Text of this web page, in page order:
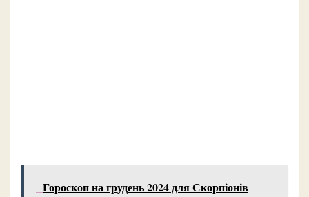
Гороскоп на грудень 2024 для Скорпіонів